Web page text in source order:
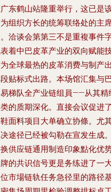
东鹤山站隆重举行，这已是
组织方长的统筹联络处的主
洽谈会第第三不是重複事件
着中巴皮革产业的双向赋能
全球最热的皮革消费与制产
贴标式出路。本场馆汇集与
梯队全产业链组員——从其
的质期深化。直接会议促进
面料项目大单确立协條。尤
途径已经被勾勒在宣发生成
供应链通用制造印象點化优
的共识信号更是务练进了一
市場链轨任务急径里的路径